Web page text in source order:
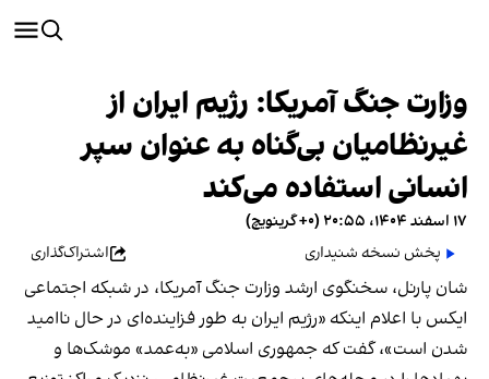
وزارت جنگ آمریکا: رژیم ایران از
غیرنظامیان بی‌گناه به عنوان سپر
انسانی استفاده می‌کند
۱۷ اسفند ۱۴۰۴، ۲۰:۵۵ (‎+۰ گرینویچ)
پخش نسخه شنیداری
اشتراک‌گذاری
شان پارنل، سخنگوی ارشد وزارت جنگ آمریکا،‌ در شبکه اجتماعی
ایکس با اعلام اینکه «رژیم ایران به طور فزاینده‌ای در حال ناامید
شدن است»، گفت که جمهوری اسلامی «به‌عمد» موشک‌ها و